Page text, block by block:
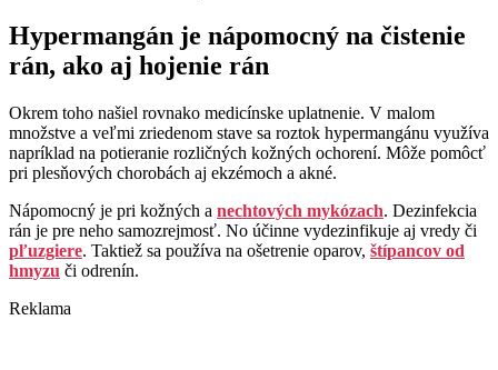
Hypermangán je nápomocný na čistenie
rán, ako aj hojenie rán
Okrem toho našiel rovnako medicínske uplatnenie. V malom
množstve a veľmi zriedenom stave sa roztok hypermangánu využíva
napríklad na potieranie rozličných kožných ochorení. Môže pomôcť
pri plesňových chorobách aj ekzémoch a akné.
Nápomocný je pri kožných a nechtových mykózach. Dezinfekcia
rán je pre neho samozrejmosť. No účinne vydezinfikuje aj vredy či
pľuzgiere. Taktiež sa používa na ošetrenie oparov, štípancov od
hmyzu či odrenín.
Reklama